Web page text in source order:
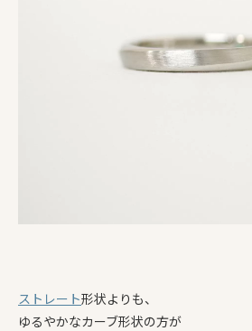
ストレート形状よりも、
ゆるやかなカーブ形状の方が